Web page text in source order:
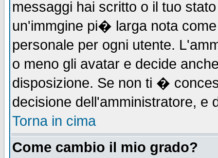
messaggi hai scritto o il tuo
un'immgine pi� larga nota
personale per ogni utente.
o meno gli avatar e decide
disposizione. Se non ti �
decisione dell'amministratore, e
Torna in cima
Come cambio il mio grado?